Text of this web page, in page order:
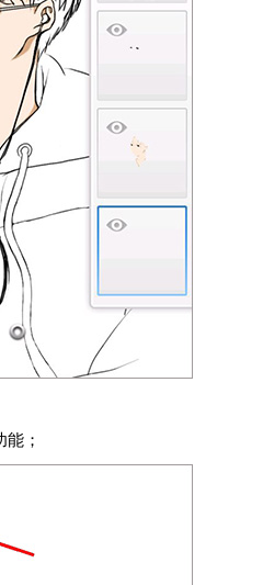
；